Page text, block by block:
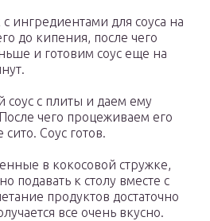
ингредиентами для соуса на
до кипения, после чего
и готовим соус еще на
соус с плиты и даем ему
чего процеживаем его
Соус готов.
в кокосовой стружке,
подавать к столу вместе с
продуктов достаточно
все очень вкусно.